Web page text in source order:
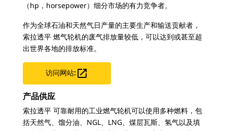
（hp，horsepower）细分市场的有力竞争者。
作为全球石油和天然气日产量的主要生产和输送贡献者，
索拉透平 燃气轮机的废气排放量较低，可以达到或甚至超
出世界各地的排放标准。
访问网站: 
产品供应
索拉透平 可靠耐用的工业燃气轮机可以使用多种燃料，包
括天然气、馏分油、NGL、LNG、煤层瓦斯、氢气以及填